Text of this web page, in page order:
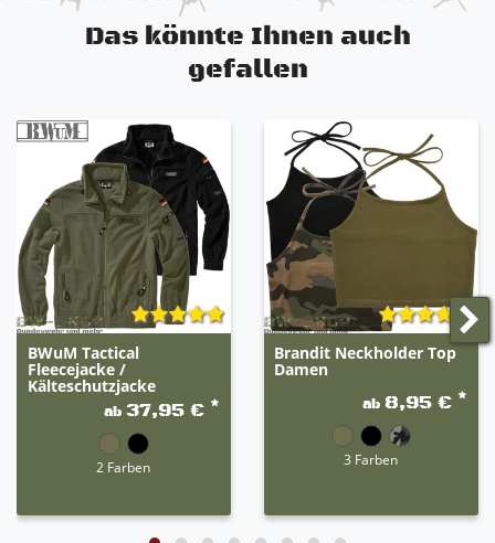
Das könnte Ihnen auch
gefallen
BWuM Tactical
Fleecejacke /
Kälteschutzjacke
ab37,95 € *
2 Farben
Brandit Neckholder Top
Damen
ab 8,95 € *
3 Farben